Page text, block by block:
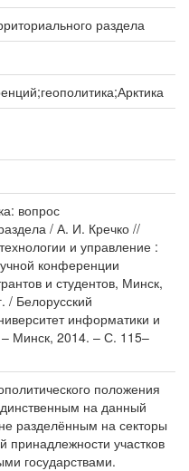
раздела
вопрос
/ А. И. Кречко //
и управление :
конференции
и студентов, Минск,
/ Белорусский
информатики и
– Минск, 2014. – С. 115–
положения
на данный
разделённым на секторы
принадлежности участков
государствами.